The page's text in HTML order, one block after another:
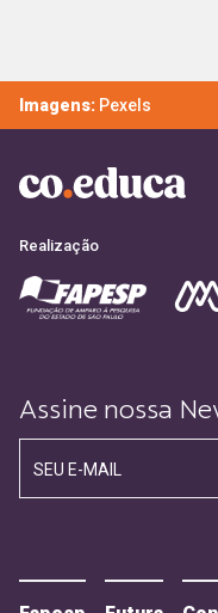
Imagens: Pexels
Realização
Assine nossa
SEU E-MAIL